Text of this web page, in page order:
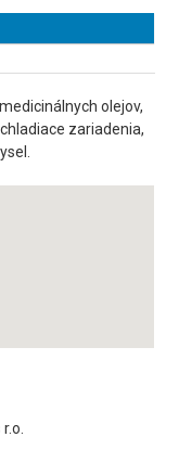
olejov,
zariadenia,